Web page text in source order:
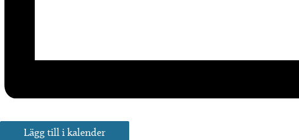
Lägg till i kalender